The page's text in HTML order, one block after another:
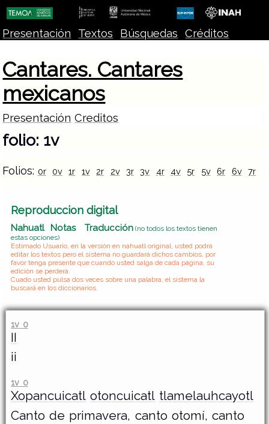
Presentación Textos Búsquedas Créditos
Cantares. Cantares
mexicanos
Presentación Creditos
folio: 1v
Folios: 0r 0v 1r 1v 2r 2v 3r 3v 4r 4v 5r 5v 6r 6v 7r
Reproduccion digital
Nahuatl Notas Traducción(no todos los textos tienen
estas opciones)
Estimado Usuario, en la versión en nahuatl original, usted podrá
editar los textos pero el sistema no guardará dichos cambios, por
favor tenga presente que cuando usted salga de cada página, su
edición se perderá.
Cuado usted pulsa dos veces sobre una palabra, el sistema la
buscará en los diccionarios.
1v 0
II
ii
1v 0
Xopancuicatl otoncuicatl tlamelauhcayotl
Canto de primavera, canto otomí, canto